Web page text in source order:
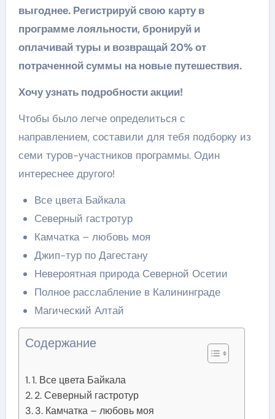
выгоднее. Регистрируй свою карту в
программе лояльности, бронируй и
оплачивай туры и возвращай 20% от
потраченной суммы на новые путешествия.
Хочу узнать подробности акции!
Чтобы было легче определиться с
направлением, составили для тебя подборку из
семи туров-участников программы. Один
интереснее другого!
Все цвета Байкала
Северный гастротур
Камчатка – любовь моя
Джип-тур по Дагестану
Невероятная природа Северной Осетии
Полное расслабление в Калининграде
Магический Алтай
Содержание
1. Все цвета Байкала
2. Северный гастротур
3. Камчатка – любовь моя